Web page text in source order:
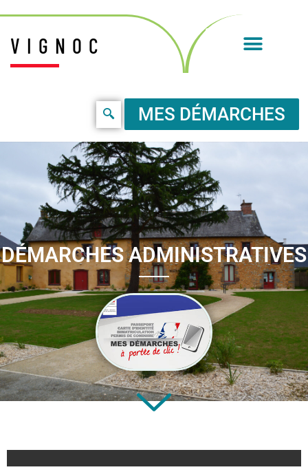
VIGNOC
MES DÉMARCHES
DÉMARCHES ADMINISTRATIVES